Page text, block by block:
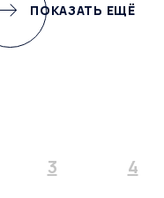
ПОКАЗАТЬ ЕЩЁ
3 4